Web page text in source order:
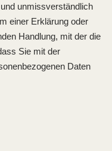
unmissverständlich
einer Erklärung oder
Handlung, mit der die
Sie mit der
Daten